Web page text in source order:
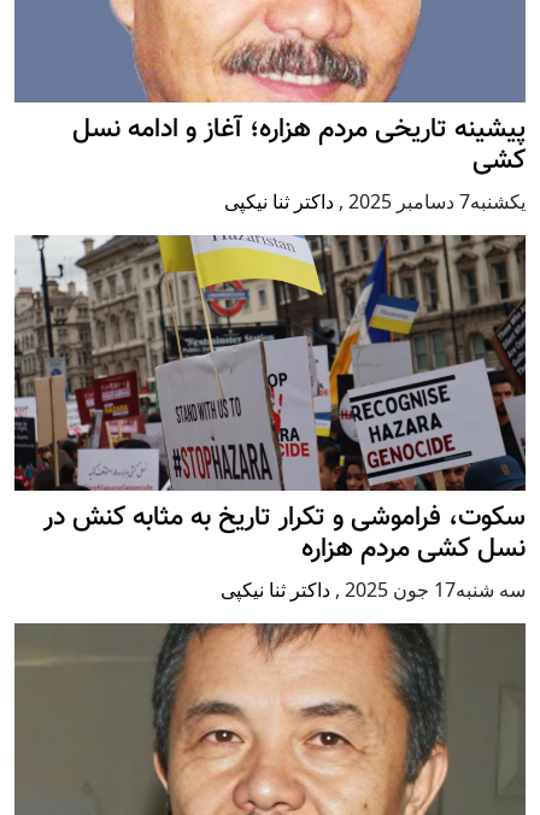
پيشينه تاريخی مردم هزاره؛ آغاز و ادامه نسل
کشی
يكشنبه7 دسامبر 2025 , داکتر ثنا نیکپی
سکوت، فراموشی و تکرار تاريخ به مثابه کنش در
نسل کشی مردم هزاره
سه شنبه17 جون 2025 , داکتر ثنا نیکپی